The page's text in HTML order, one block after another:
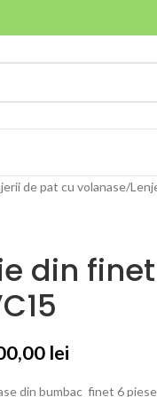
de pat cu volanase
din
lei
din bumbac finet 6 piese